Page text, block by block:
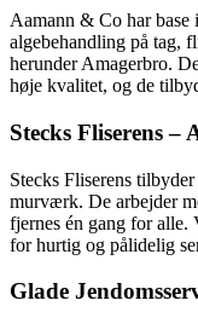
Aamann & Co har base
algebehandling på tag,
herunder Amagerbro.
høje kvalitet, og de
Stecks Fliserens –
Stecks Fliserens
murværk. De arbejder
fjernes én gang for alle.
for hurtig og pålidelig
Glade